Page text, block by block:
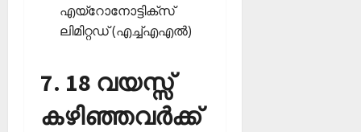
എയ്‌റോനോട്ടിക്‌സ്
ലിമിറ്റഡ് (എച്ച്എഎല്‍)
7. 18 വയസ്സ്
കഴിഞ്ഞവര്‍ക്ക്